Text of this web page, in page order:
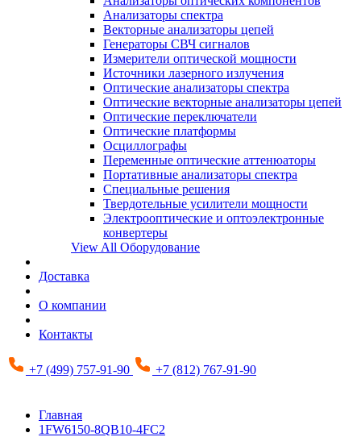
Анализаторы спектра
Векторные анализаторы цепей
Генераторы СВЧ сигналов
Измерители оптической мощности
Источники лазерного излучения
Оптические анализаторы спектра
Оптические векторные анализаторы цепей
Оптические переключатели
Оптические платформы
Осциллографы
Переменные оптические аттенюаторы
Портативные анализаторы спектра
Специальные решения
Твердотельные усилители мощности
Электрооптические и оптоэлектронные
конвертеры
View All Оборудование
Доставка
О компании
Контакты
+7 (499) 757-91-90 +7 (812) 767-91-90
Главная
1FW6150-8QB10-4FC2